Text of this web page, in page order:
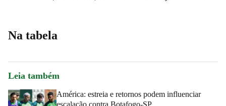
Na tabela
Leia também
América: estreia e retornos podem influenciar
escalação contra Botafogo-SP